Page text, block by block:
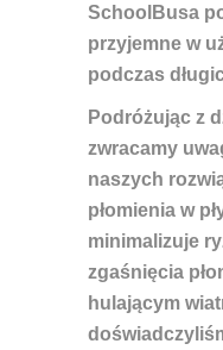
SchoolBusa
przyjemne w
podczas
Podróżując z
zwracamy
naszych
płomienia w
minimalizuje
zgaśnięcia
hulającym